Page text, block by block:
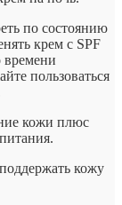
по состоянию
крем с SPF
времени
пользоваться
кожи плюс
кожу